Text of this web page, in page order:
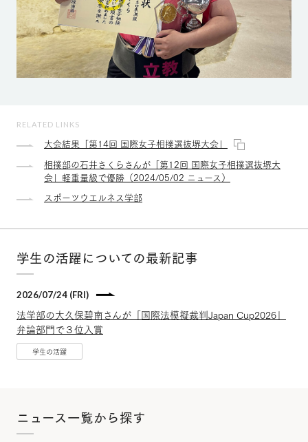
RELATED LINKS
大会結果「第14回 国際女子相撲選抜堺大会」
相撲部の石井さくらさんが「第12回 国際女子相撲選抜堺大
会」軽重量級で優勝（2024/05/02 ニュース）
スポーツウエルネス学部
学生の活躍についての最新記事
2026/07/24 (FRI)
法学部の大久保碧南さんが「国際法模擬裁判Japan Cup2026」
弁論部門で３位入賞
学生の活躍
ニュース一覧から探す